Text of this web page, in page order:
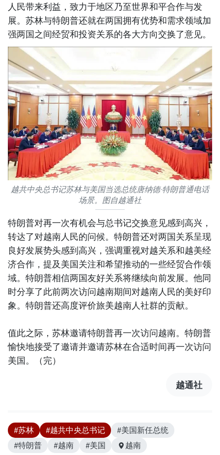
人民带来利益，致力于地区乃至世界和平合作与发
展。苏林与特朗普还就在两国拥有优势和需求领域加
强两国之间经贸和投资关系的各大方向交换了意见。
越共中央总书记苏林与美国当选总统唐纳德·特朗普通电话
场景。图自越通社
特朗普对再一次有机会与总书记交换意见感到高兴，
转达了对越南人民的问候。特朗普还对两国关系呈现
良好发展势头感到高兴，强调重视对越关系和越美经
济合作，提及美国关注和希望推动的一些经贸合作领
域。特朗普相信两国友好关系将继续向前发展。他同
时分享了此前两次访问越南期间对越南人民的美好印
象。特朗普还高度评价旅美越南人社群的贡献。
值此之际，苏林邀请特朗普再一次访问越南。特朗普
愉快地接受了邀请并邀请苏林在合适时间再一次访问
美国。（完）
越通社
#苏林 #越共中央总书记
#美国新任总统
#特朗普
#越南 #美国 越南